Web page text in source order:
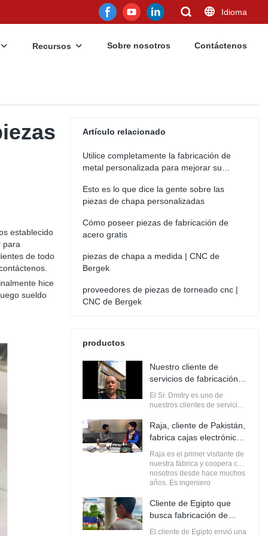
Idioma
Recursos Sobre nosotros Contáctenos
establecido
para
de todo
hice
sueldo
Artículo relacionado
Utilice completamente la fabricación de
metal personalizada para mejorar su
Esto es lo que dice la gente sobre las
piezas de chapa personalizadas
Cómo poseer piezas de fabricación de
acero gratis
piezas de chapa a medida | CNC de
Bergek
proveedores de piezas de torneado cnc |
CNC de Bergek
productos
Nuestro cliente de
servicios de fabricación
de chapa y mecanizado
CNC de Canadá
El Sr. Dmitry es uno de
nuestros clientes de servicios
mecanizado CNC de
Canadá. Cooperamos desde
Raja, cliente de Pakistán,
fabrica cajas electrónicas
con BERGEK
Raja es el primer visitante de
nuestra fábrica y coopera con
nosotros desde hace muchos
años. Es ingeniero
empresa de Pakistán. Quiere
fabricar cajas electrónicas.
cajas personalizadas. cada
Cliente de Egipto que
busca fabricación de
chapa
El cliente de Egipto envió una